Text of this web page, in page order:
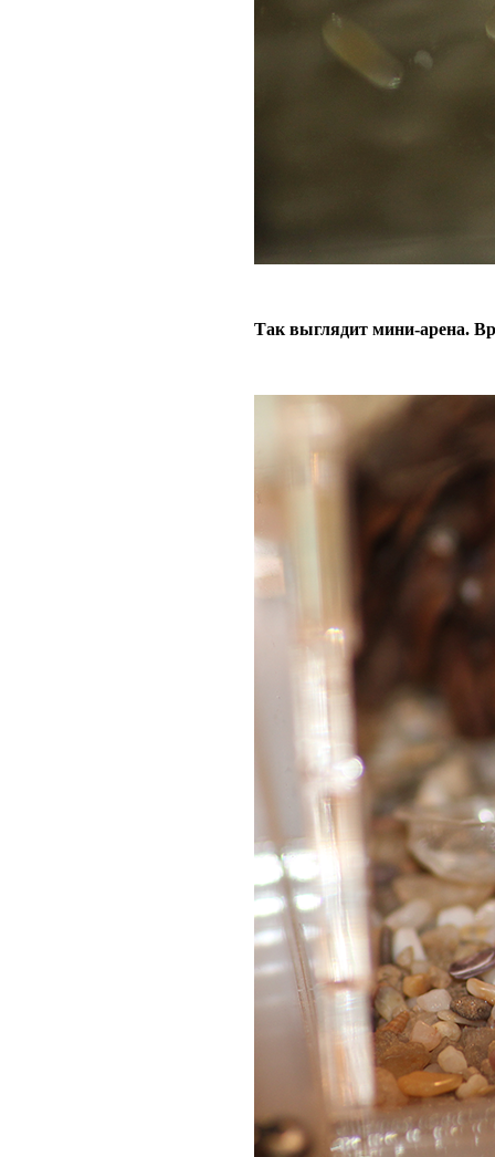
Так выглядит мини-арена.